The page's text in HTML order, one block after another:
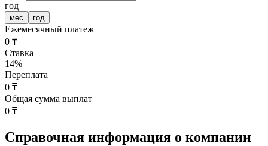
год
мес год
Ежемесячный платеж
0 ₸
Ставка
14%
Переплата
0 ₸
Общая сумма выплат
0 ₸
Справочная информация о компании